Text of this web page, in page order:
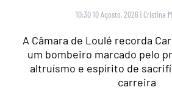
10:30 10 Agosto, 2026 | Cristina
A Câmara de Loulé recorda
um bombeiro marcado pelo
altruísmo e espírito de
carreira